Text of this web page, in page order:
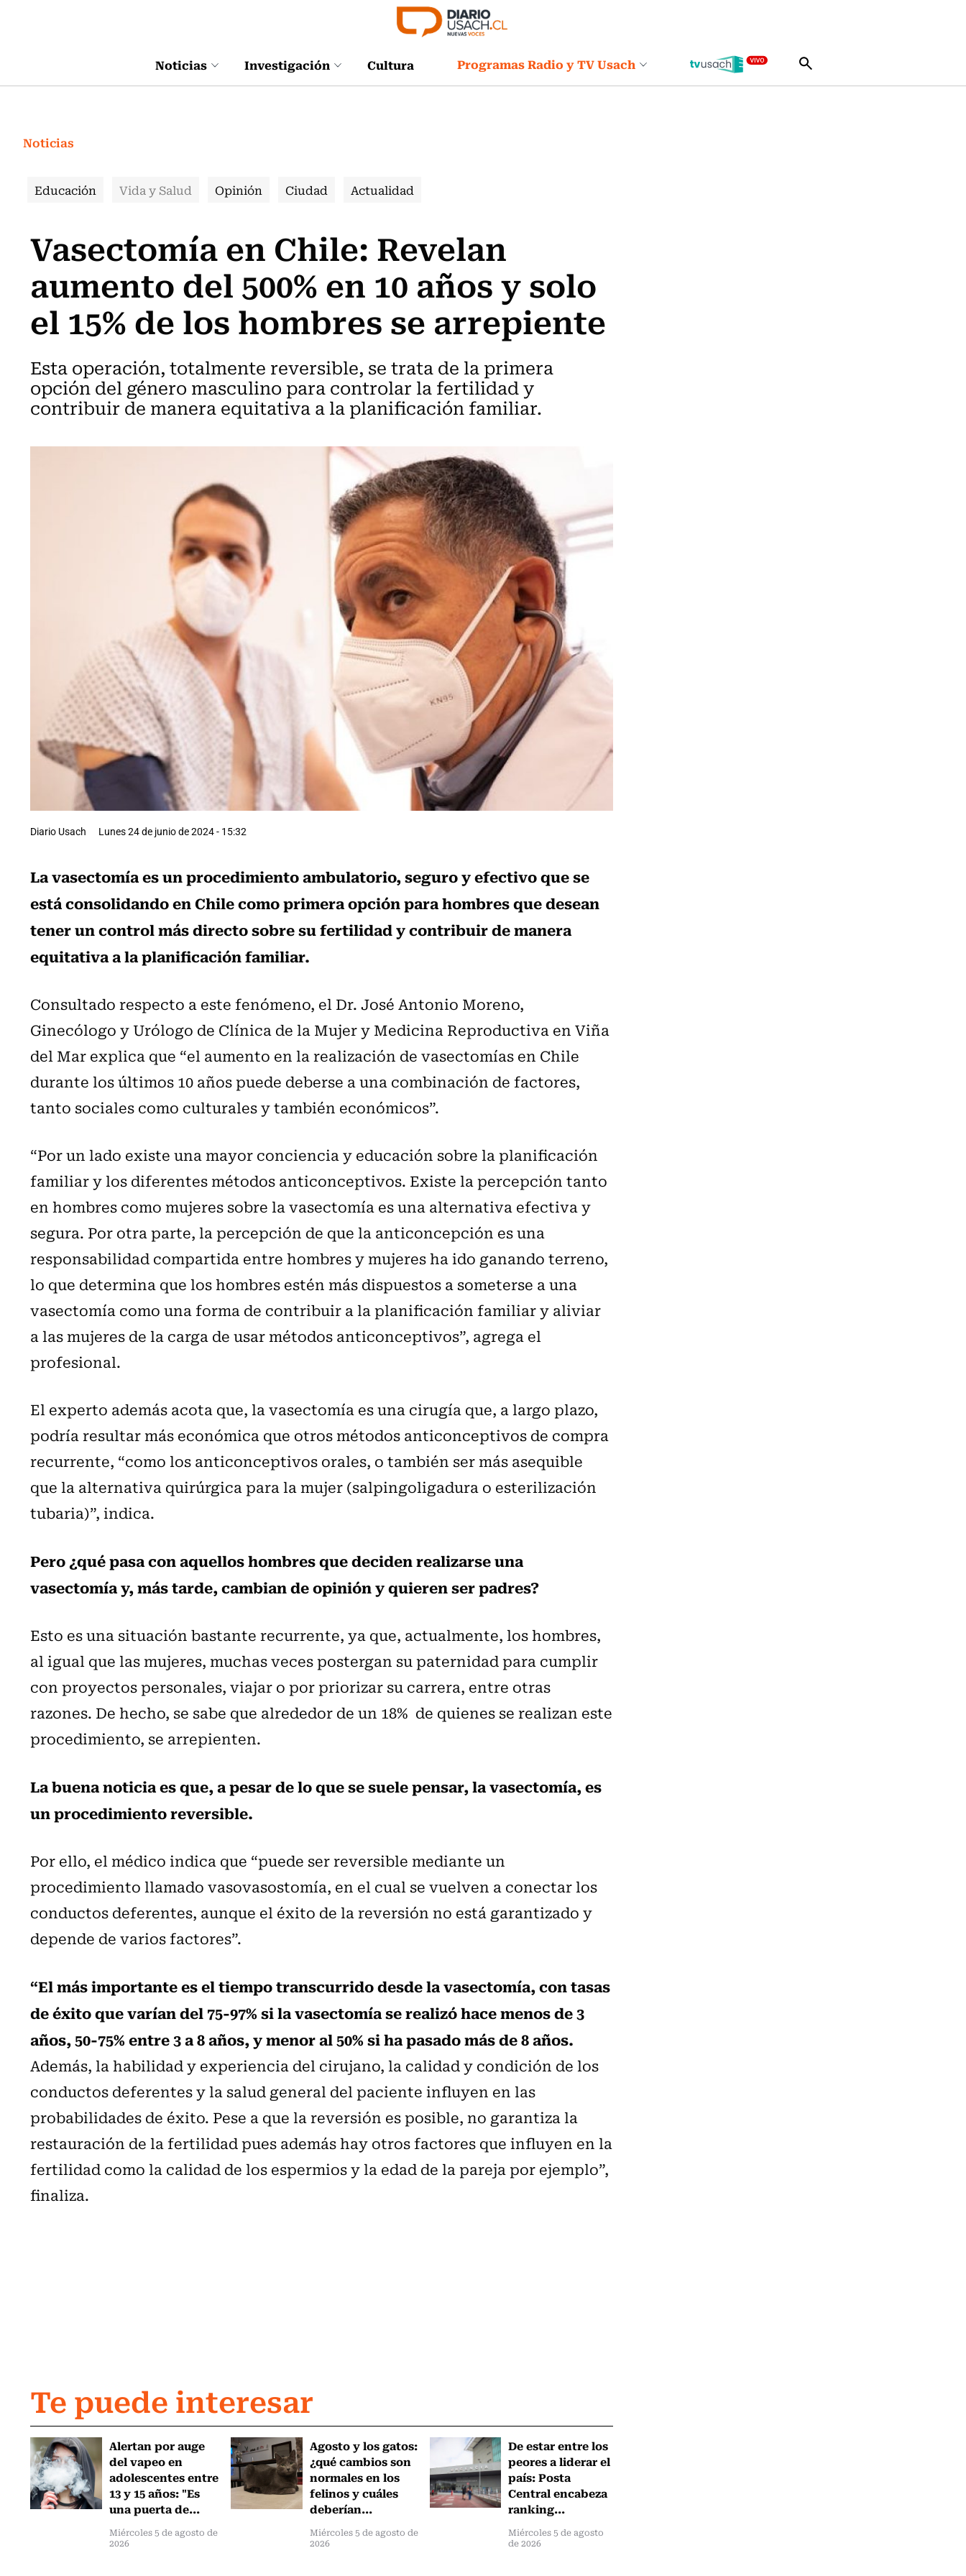
Noticias Investigación Cultura Programas Radio y TV Usach
Noticias
Educación Vida y Salud Opinión Ciudad Actualidad
Vasectomía en Chile: Revelan
aumento del 500% en 10 años y solo
el 15% de los hombres se arrepiente
Esta operación, totalmente reversible, se trata de la primera
opción del género masculino para controlar la fertilidad y
contribuir de manera equitativa a la planificación familiar.
Diario Usach Lunes 24 de junio de 2024 - 15:32
La vasectomía es un procedimiento ambulatorio, seguro y efectivo que se
está consolidando en Chile como primera opción para hombres que desean
tener un control más directo sobre su fertilidad y contribuir de manera
equitativa a la planificación familiar.
Consultado respecto a este fenómeno, el Dr. José Antonio Moreno,
Ginecólogo y Urólogo de Clínica de la Mujer y Medicina Reproductiva en Viña
del Mar explica que “el aumento en la realización de vasectomías en Chile
durante los últimos 10 años puede deberse a una combinación de factores,
tanto sociales como culturales y también económicos”.
“Por un lado existe una mayor conciencia y educación sobre la planificación
familiar y los diferentes métodos anticonceptivos. Existe la percepción tanto
en hombres como mujeres sobre la vasectomía es una alternativa efectiva y
segura. Por otra parte, la percepción de que la anticoncepción es una
responsabilidad compartida entre hombres y mujeres ha ido ganando terreno,
lo que determina que los hombres estén más dispuestos a someterse a una
vasectomía como una forma de contribuir a la planificación familiar y aliviar
a las mujeres de la carga de usar métodos anticonceptivos”, agrega el
profesional.
El experto además acota que, la vasectomía es una cirugía que, a largo plazo,
podría resultar más económica que otros métodos anticonceptivos de compra
recurrente, “como los anticonceptivos orales, o también ser más asequible
que la alternativa quirúrgica para la mujer (salpingoligadura o esterilización
tubaria)”, indica.
Pero ¿qué pasa con aquellos hombres que deciden realizarse una
vasectomía y, más tarde, cambian de opinión y quieren ser padres?
Esto es una situación bastante recurrente, ya que, actualmente, los hombres,
al igual que las mujeres, muchas veces postergan su paternidad para cumplir
con proyectos personales, viajar o por priorizar su carrera, entre otras
razones. De hecho, se sabe que alrededor de un 18% de quienes se realizan este
procedimiento, se arrepienten.
La buena noticia es que, a pesar de lo que se suele pensar, la vasectomía, es
un procedimiento reversible.
Por ello, el médico indica que “puede ser reversible mediante un
procedimiento llamado vasovasostomía, en el cual se vuelven a conectar los
conductos deferentes, aunque el éxito de la reversión no está garantizado y
depende de varios factores”.
“El más importante es el tiempo transcurrido desde la vasectomía, con tasas
de éxito que varían del 75-97% si la vasectomía se realizó hace menos de 3
años, 50-75% entre 3 a 8 años, y menor al 50% si ha pasado más de 8 años.
Además, la habilidad y experiencia del cirujano, la calidad y condición de los
conductos deferentes y la salud general del paciente influyen en las
probabilidades de éxito. Pese a que la reversión es posible, no garantiza la
restauración de la fertilidad pues además hay otros factores que influyen en la
fertilidad como la calidad de los espermios y la edad de la pareja por ejemplo”,
finaliza.
Te puede interesar
Alertan por auge
del vapeo en
adolescentes entre
13 y 15 años: "Es
una puerta de...
Miércoles 5 de agosto de
2026
Agosto y los gatos:
¿qué cambios son
normales en los
felinos y cuáles
deberían...
Miércoles 5 de agosto de
2026
De estar entre los
peores a liderar el
país: Posta
Central encabeza
ranking...
Miércoles 5 de agosto
de 2026